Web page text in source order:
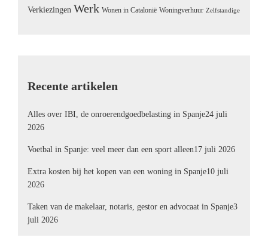
Verkiezingen Werk Wonen in Catalonië Woningverhuur Zelfstandige
Recente artikelen
Alles over IBI, de onroerendgoedbelasting in Spanje24 juli
2026
Voetbal in Spanje: veel meer dan een sport alleen17 juli 2026
Extra kosten bij het kopen van een woning in Spanje10 juli
2026
Taken van de makelaar, notaris, gestor en advocaat in Spanje3
juli 2026